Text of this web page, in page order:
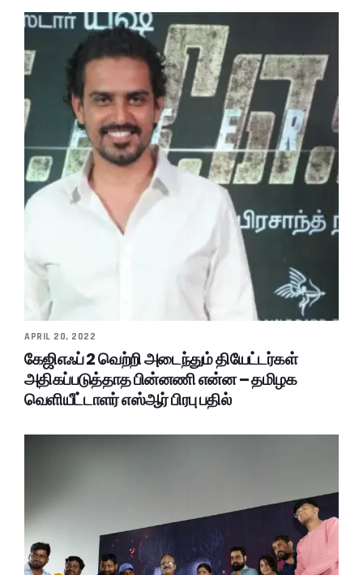
APRIL 20, 2022
கேஜிஎஃப் 2 வெற்றி அடைந்தும் தியேட்டர்கள்
அதிகப்படுத்தாத பின்னணி என்ன – தமிழக
வெளியீட்டாளர் எஸ்ஆர் பிரபு பதில்